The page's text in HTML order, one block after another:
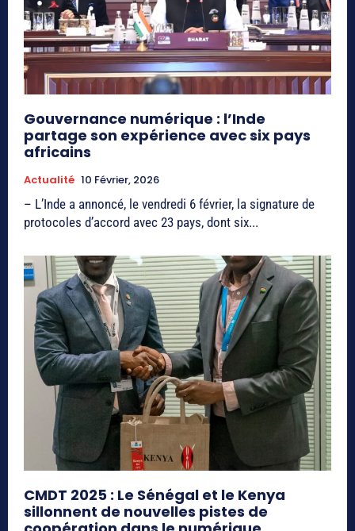
Gouvernance numérique : l’Inde
partage son expérience avec six pays
africains
Actualité 10 Février, 2026
– L’Inde a annoncé, le vendredi 6 février, la signature de
protocoles d’accord avec 23 pays, dont six...
CMDT 2025 : Le Sénégal et le Kenya
sillonnent de nouvelles pistes de